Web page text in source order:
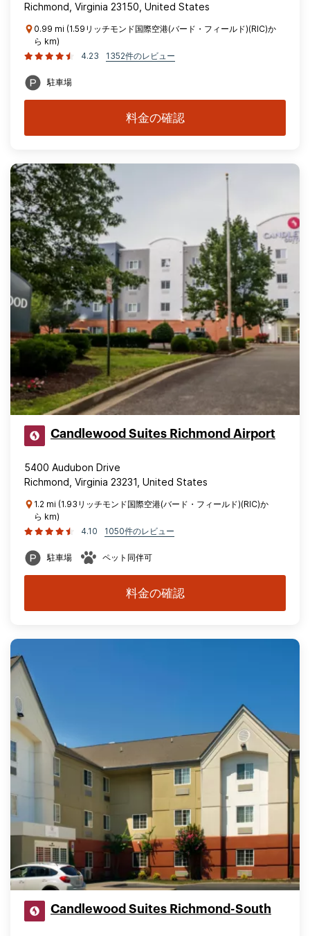
Richmond, Virginia 23150, United States
0.99 mi (1.59リッチモンド国際空港(バード・フィールド)(RIC)か
ら km)
4.23
1352件のレビュー
駐車場
料金の確認
Candlewood Suites Richmond Airport
5400 Audubon Drive
Richmond, Virginia 23231, United States
1.2 mi (1.93リッチモンド国際空港(バード・フィールド)(RIC)か
ら km)
4.10
1050件のレビュー
駐車場 ペット同伴可
料金の確認
Candlewood Suites Richmond-South